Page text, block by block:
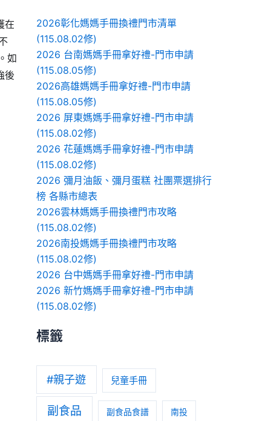
在
如
後
2026彰化媽媽手冊換禮門市清單
(115.08.02修)
2026 台南媽媽手冊拿好禮-門市申請
(115.08.05修)
2026高雄媽媽手冊拿好禮-門市申請
(115.08.05修)
2026 屏東媽媽手冊拿好禮-門市申請
(115.08.02修)
2026 花蓮媽媽手冊拿好禮-門市申請
(115.08.02修)
2026 彌月油飯、彌月蛋糕 社團票選排行
榜 各縣市總表
2026雲林媽媽手冊換禮門市攻略
(115.08.02修)
2026南投媽媽手冊換禮門市攻略
(115.08.02修)
2026 台中媽媽手冊拿好禮-門市申請
2026 新竹媽媽手冊拿好禮-門市申請
(115.08.02修)
標籤
#親子遊 兒童手冊
副食品 副食品食譜 南投